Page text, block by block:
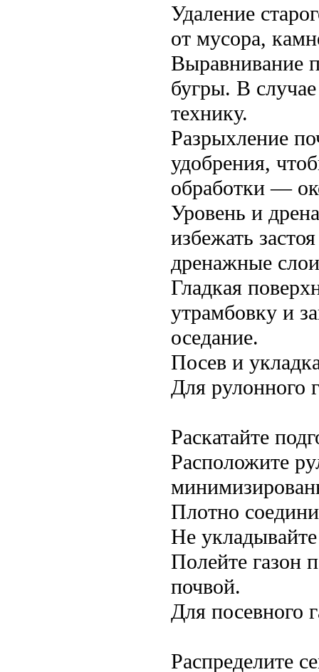
Удаление
от мусора,
Выравнивание
бугры. В
технику.
Разрыхление
удобрения,
обработки —
Уровень и
избежать
дренажные
Гладкая
утрамбовку и
оседание.
Посев и
Для рулонного
Раскатайте
Расположите
Плотно
Не
Полейте газон
почвой.
Для посевного
Распределите